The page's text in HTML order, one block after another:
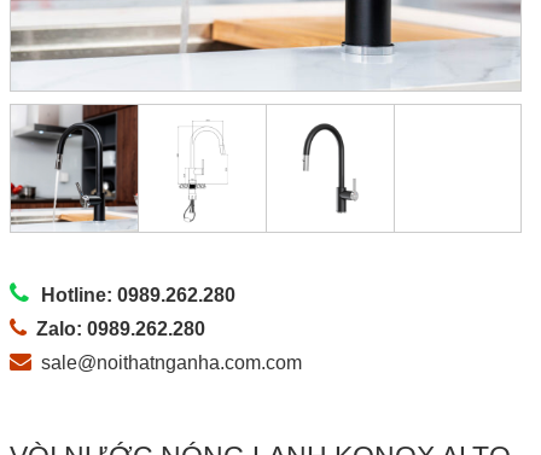
Hotline: 0989.262.280
Zalo: 0989.262.280
sale@noithatnganha.com.com